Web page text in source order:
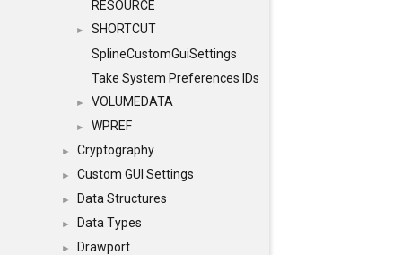
RESOURCE
►
SHORTCUT
SplineCustomGuiSettings
Take System Preferences IDs
► VOLUMEDATA
► WPREF
► Cryptography
► Custom GUI Settings
► Data Structures
► Data Types
► Drawport